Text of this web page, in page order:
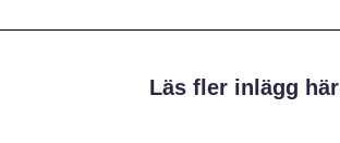
Läs fler inlägg här